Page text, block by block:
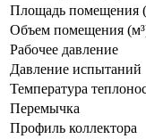
Площадь помещения
Объем помещения
Рабочее давление
Давление испытаний
Температура
Перемычка
Профиль коллектора